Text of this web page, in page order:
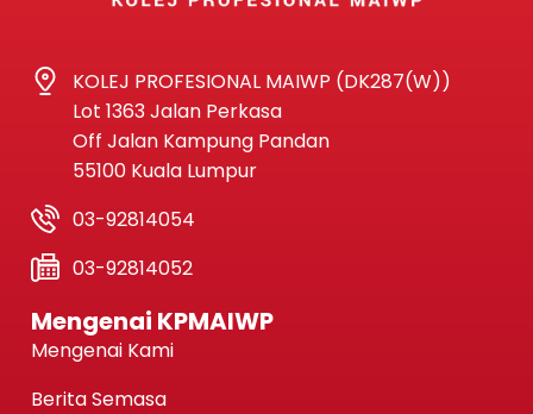
KOLEJ PROFESIONAL MAIWP (DK287(W))
Lot 1363 Jalan Perkasa
Off Jalan Kampung Pandan
55100 Kuala Lumpur
03-92814054
03-92814052
Mengenai KPMAIWP
Mengenai Kami
Berita Semasa